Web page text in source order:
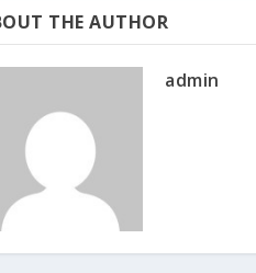
THE AUTHOR
admin